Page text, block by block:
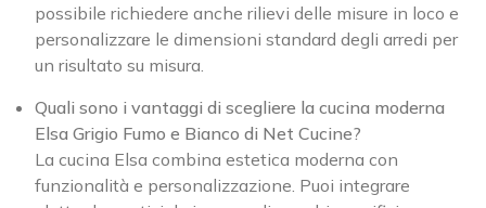
possibile richiedere anche rilievi delle misure in loco e
personalizzare le dimensioni standard degli arredi per
un risultato su misura.
Quali sono i vantaggi di scegliere la cucina moderna
Elsa Grigio Fumo e Bianco di Net Cucine?
La cucina Elsa combina estetica moderna con
funzionalità e personalizzazione. Puoi integrare